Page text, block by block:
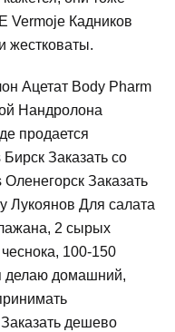
Vermoje Кадников
жестковаты.
Ацетат Body Pharm
Нандролона
продается
Заказать со
Заказать
Лукоянов Для салата
2 сырых
100-150
делаю домашний,
дешево